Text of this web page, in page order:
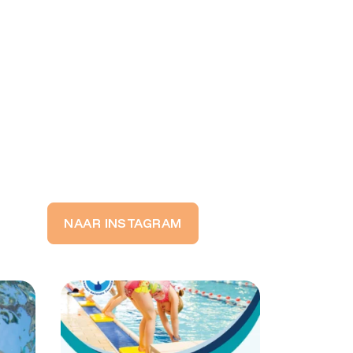
NAAR INSTAGRAM